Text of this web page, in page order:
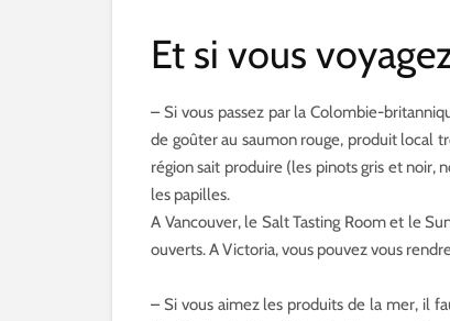
Et si vous
– Si vous passez par la Colombie-
de goûter au saumon rouge, produit local
région sait produire (les pinots gris et noir,
les papilles.
A Vancouver, le Salt Tasting Room et le
ouverts. A Victoria, vous pouvez vous
– Si vous aimez les produits de la mer, il